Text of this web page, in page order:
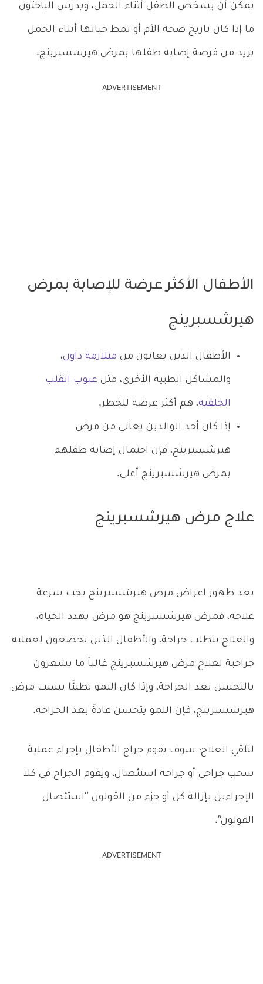
يمكن أن يشخص الطفل أثناء الحمل، ويدرس الباحثون
ما إذا كان تاريخ صحة الأم أو نمط حياتها أثناء الحمل
يزيد من فرصة إصابة طفلها بمرض هيرشسبرينج.
ADVERTISEMENT
الأطفال الأكثر عرضة للإصابة بمرض
هيرشسبرينج
الأطفال الذين يعانون من متلازمة داون،
والمشاكل الطبية الأخرى، مثل عيوب القلب
الخلقية، هم أكثر عرضة للخطر.
إذا كان أحد الوالدين يعاني من مرض
هيرشسبرينج، فإن احتمال إصابة طفلهم
بمرض هيرشسبرينج أعلى.
علاج مرض هيرشسبرينج
بعد ظهور اعراض مرض هيرشسبرينج يجب سرعة
علاجه، فمرض هيرشسبرينج هو مرض يهدد الحياة،
والعلاج يتطلب جراحة، والأطفال الذين يخضعون لعملية
جراحية لعلاج مرض هيرشسبرينج غالباً ما يشعرون
بالتحسن بعد الجراحة، وإذا كان النمو بطيئًا بسبب مرض
هيرشسبرينج، فإن النمو يتحسن عادةً بعد الجراحة.
لتلقي العلاج؛ سوف يقوم جراح الأطفال بإجراء عملية
سحب جراحي أو جراحة استئصال، ويقوم الجراح في كلا
الإجراءين بإزالة كل أو جزء من القولون “استئصال
القولون”.
ADVERTISEMENT